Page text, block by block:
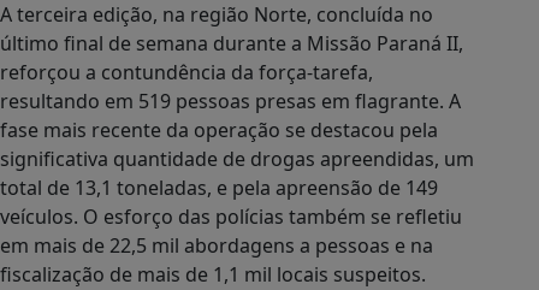
A terceira edição, na região Norte, concluída no
último final de semana durante a Missão Paraná II,
reforçou a contundência da força-tarefa,
resultando em 519 pessoas presas em flagrante. A
fase mais recente da operação se destacou pela
significativa quantidade de drogas apreendidas, um
total de 13,1 toneladas, e pela apreensão de 149
veículos. O esforço das polícias também se refletiu
em mais de 22,5 mil abordagens a pessoas e na
fiscalização de mais de 1,1 mil locais suspeitos.